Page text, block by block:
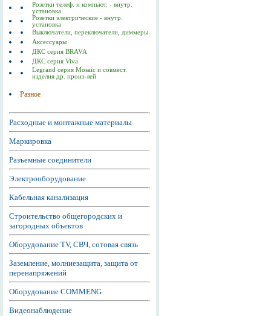
Розетки телеф. и компьют. - внутр.
установка
Розетки электрические - внутр.
установка
Выключатели, переключатели, диммеры
Аксессуары
ДКС серия BRAVA
ДКС серия Viva
Legrand серия Mosaic и совмест.
изделия др. произ-лей
Разное
Расходные и монтажные материалы
Маркировка
Разъемные соединители
Электрооборудование
Кабельная канализация
Строительство общегородских и
загородных объектов
Оборудование TV, СВЧ, сотовая связь
Заземление, молниезащита, защита от
перенапряжений
Оборудование COMMENG
Видеонаблюдение